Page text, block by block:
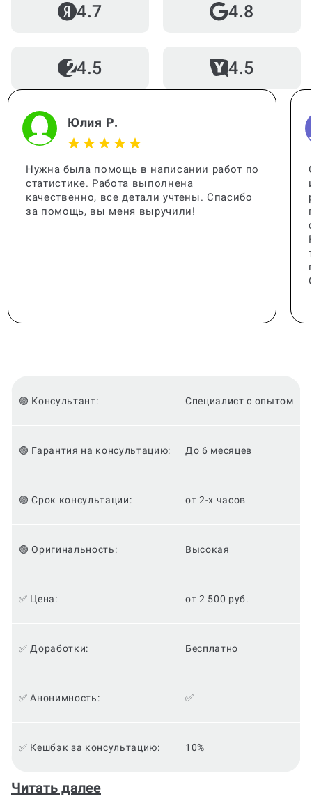
4.7 4.8
4.5 4.5
Юлия Р.
Нужна была помощь в написании работ по
статистике. Работа выполнена
качественно, все детали учтены. Спасибо
за помощь, вы меня выручили!
🟢 Консультант: Специалист с опытом
🟢 Гарантия на консультацию: До 6 месяцев
🟢 Срок консультации: от 2-х часов
🟢 Оригинальность: Высокая
✅ Цена: от 2 500 руб.
✅ Доработки: Бесплатно
✅ Анонимность: ✅
✅ Кешбэк за консультацию: 10%
Если вы студент, изучающий Металлургию, то
наверняка сталкивались с задачей написания
Читать далее